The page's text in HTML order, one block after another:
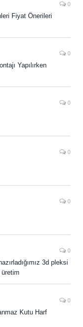
0
Fiyat Önerileri
0
Yapılırken
0
0
0
0
3d pleksi
0
Kutu Harf